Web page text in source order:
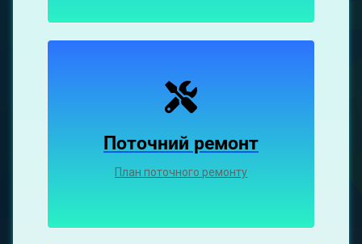
Поточний ремонт
План поточного ремонту